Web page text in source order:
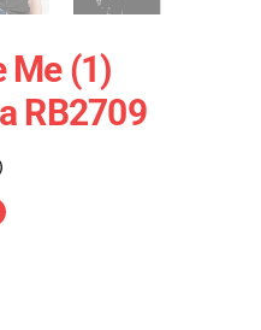
Me (1)
RB2709